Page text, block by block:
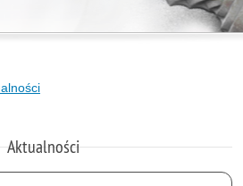
Aktualności